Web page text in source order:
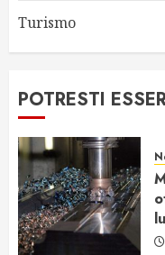
Turismo
POTRESTI